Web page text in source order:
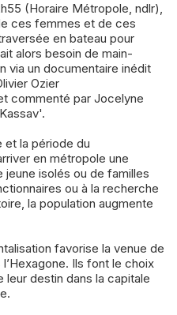
ces femmes et de ces
en bateau pour
alors besoin de main-
via un documentaire inédit
Ozier
commenté par Jocelyne
et la période du
en métropole une
isolés ou de familles
ou à la recherche
la population augmente
favorise la venue de
l’Hexagone. Ils font le choix
leur destin dans la capitale